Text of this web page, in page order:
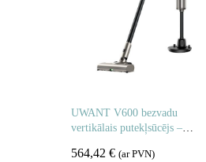
UWANT V600 bezvadu
vertikālais putekļsūcējs –
564,42 € (ar PVN)